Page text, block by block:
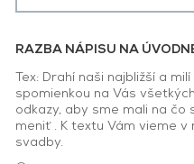
RAZBA NÁPISU NA
Tex: Drahí naši najbližší a
spomienkou na Vás
odkazy, aby sme mali na čo
meniť . K textu Vám vieme
svadby.